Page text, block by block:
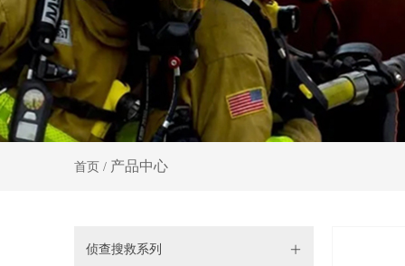
首页 / 产品中心
ꄶ
侦查搜救系列